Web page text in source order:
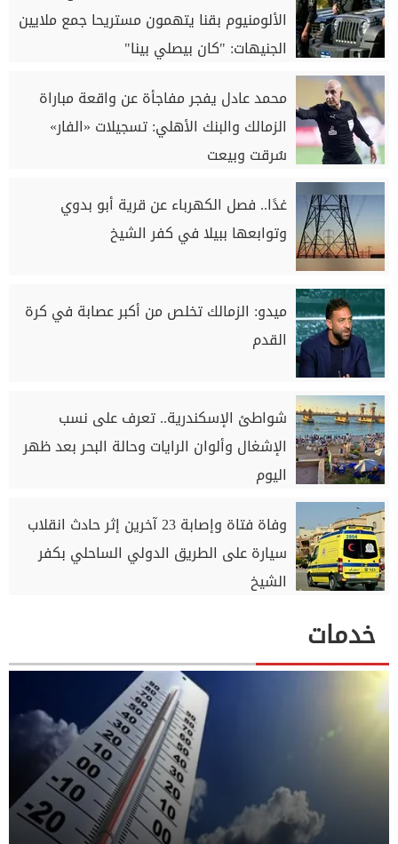
الألومنيوم بقنا يتهمون مستريحا جمع ملايين
الجنيهات: "كان بيصلي بينا"
محمد عادل يفجر مفاجأة عن واقعة مباراة
الزمالك والبنك الأهلي: تسجيلات «الفار»
سُرقت وبيعت
غدًا.. فصل الكهرباء عن قرية أبو بدوي
وتوابعها ببيلا في كفر الشيخ
ميدو: الزمالك تخلص من أكبر عصابة في كرة
القدم
شواطئ الإسكندرية.. تعرف على نسب
الإشغال وألوان الرايات وحالة البحر بعد ظهر
اليوم
وفاة فتاة وإصابة 23 آخرين إثر حادث انقلاب
سيارة على الطريق الدولي الساحلي بكفر
الشيخ
خدمات